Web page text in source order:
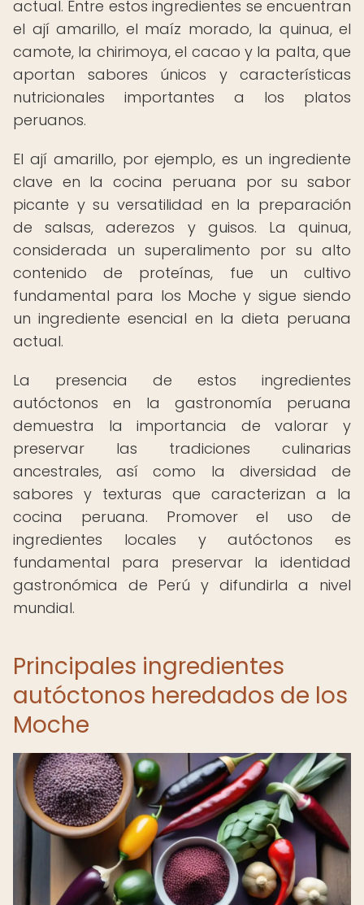
actual. Entre estos ingredientes se encuentran
el ají amarillo, el maíz morado, la quinua, el
camote, la chirimoya, el cacao y la palta, que
aportan sabores únicos y características
nutricionales importantes a los platos
peruanos.
El ají amarillo, por ejemplo, es un ingrediente
clave en la cocina peruana por su sabor
picante y su versatilidad en la preparación
de salsas, aderezos y guisos. La quinua,
considerada un superalimento por su alto
contenido de proteínas, fue un cultivo
fundamental para los Moche y sigue siendo
un ingrediente esencial en la dieta peruana
actual.
La presencia de estos ingredientes
autóctonos en la gastronomía peruana
demuestra la importancia de valorar y
preservar las tradiciones culinarias
ancestrales, así como la diversidad de
sabores y texturas que caracterizan a la
cocina peruana. Promover el uso de
ingredientes locales y autóctonos es
fundamental para preservar la identidad
gastronómica de Perú y difundirla a nivel
mundial.
Principales ingredientes
autóctonos heredados de los
Moche